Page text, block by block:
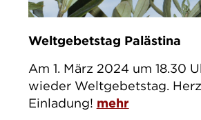
Weltgebetstag Palästina
Am 1. März 2024 um 18.30
wieder Weltgebetstag.
Einladung! mehr